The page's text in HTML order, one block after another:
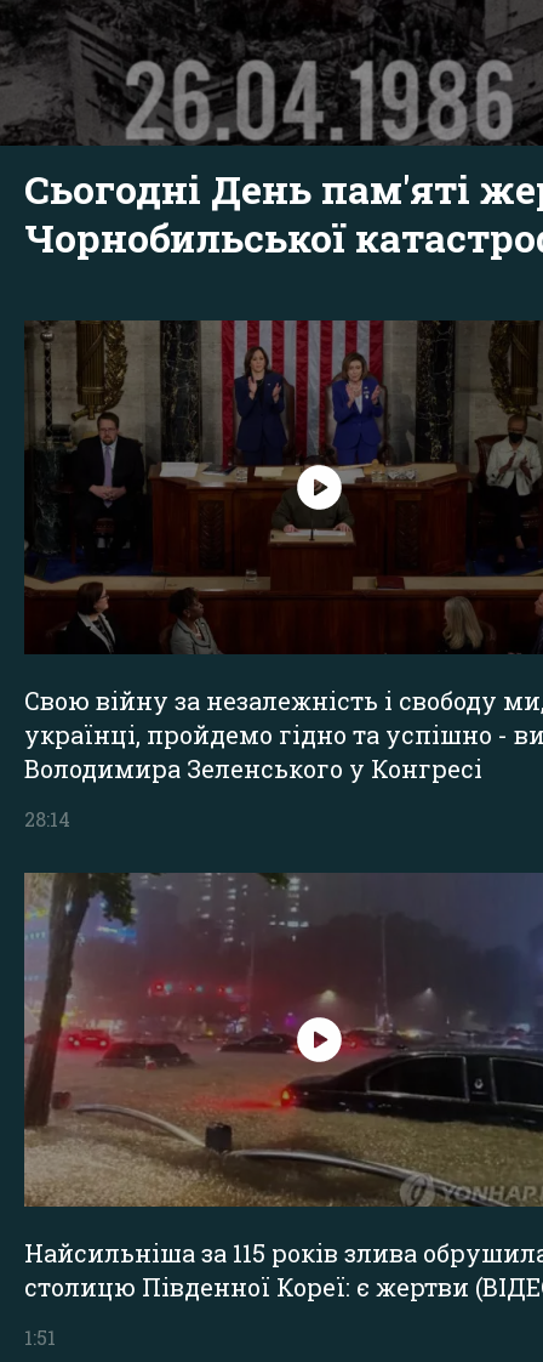
Сьогодні День пам'яті
Чорнобильської
Свою війну за незалежність і свободу
українці, пройдемо гідно та успішно -
Володимира Зеленського у Конгресі
28:14
Найсильніша за 115 років злива
столицю Південної Кореї: є жертви
1:51